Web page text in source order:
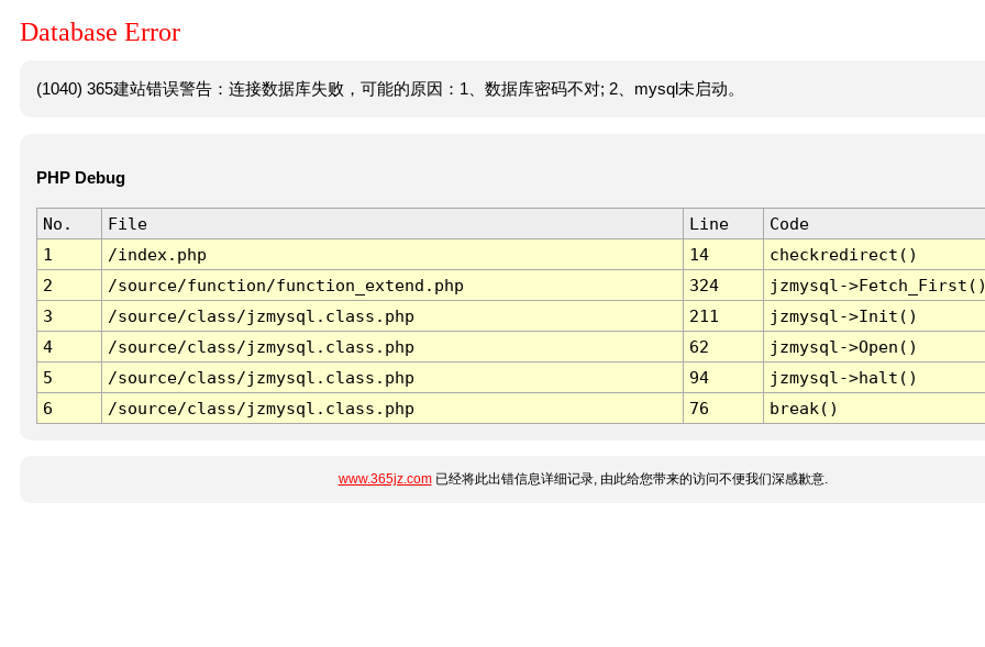
Database Error
(1040) 365建站错误警告：连接数据库失败，可能的原因：1、数据库密码不对; 2、mysql未启动。
PHP Debug
No. File Line
Code
1
/index.php 14
checkredirect()
2
/source/function/function_extend.php 324
jzmysql-
3
/source/class/jzmysql.class.php 211
jzmysql->Init()
4
/source/class/jzmysql.class.php 62
jzmysql->Open()
5
/source/class/jzmysql.class.php 94
jzmysql->halt()
6
/source/class/jzmysql.class.php 76 break()
www.365jz.com已经将此出错信息详细记录, 由此给您带来的访问不便我们深感歉意.